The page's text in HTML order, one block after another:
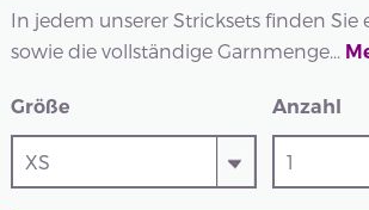
In jedem unserer Stricksets finden Sie
sowie die vollständige Garnmenge...
Größe Anzahl